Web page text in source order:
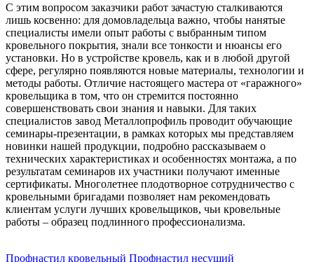
С этим вопросом заказчики работ зачастую сталкиваются
лишь косвенно: для домовладельца важно, чтобы нанятые
специалисты имели опыт работы с выбранным типом
кровельного покрытия, знали все тонкости и нюансы его
установки. Но в устройстве кровель, как и в любой другой
сфере, регулярно появляются новые материалы, технологии и
методы работы. Отличие настоящего мастера от «гаражного»
кровельщика в том, что он стремится постоянно
совершенствовать свои знания и навыки. Для таких
специалистов завод Металлопрофиль проводит обучающие
семинары-презентации, в рамках которых мы представляем
новинки нашей продукции, подробно рассказываем о
технических характеристиках и особенностях монтажа, а по
результатам семинаров их участники получают именные
сертификаты. Многолетнее плодотворное сотрудничество с
кровельными бригадами позволяет нам рекомендовать
клиентам услуги лучших кровельщиков, чьи кровельные
работы – образец подлинного профессионализма.
Профнастил кровельный Профнастил несущий